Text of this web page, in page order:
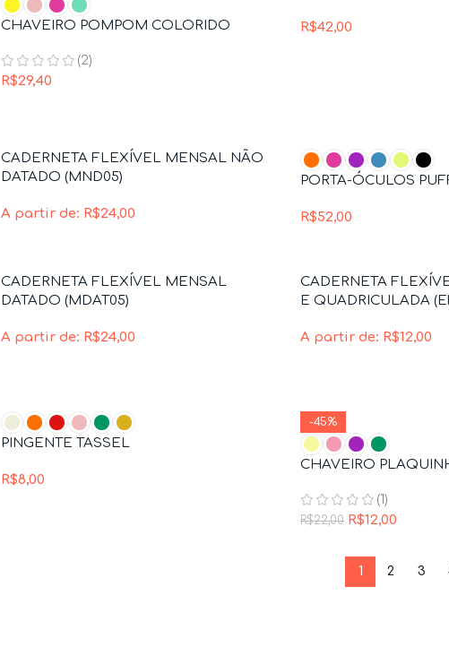
CHAVEIRO POMPOM COLORIDO
(2)
R$29,40
R$42,00
CADERNETA FLEXÍVEL MENSAL NÃO
DATADO (MND05)
A partir de: R$24,00
PORTA-ÓCULOS
R$52,00
CADERNETA FLEXÍVEL MENSAL
DATADO (MDAT05)
A partir de: R$24,00
CADERNETA
E QUADRICULADA
A partir de: R$12,00
PINGENTE TASSEL
R$8,00
-45%
CHAVEIRO
(1)
R$22,00 R$12,00
1 2 3